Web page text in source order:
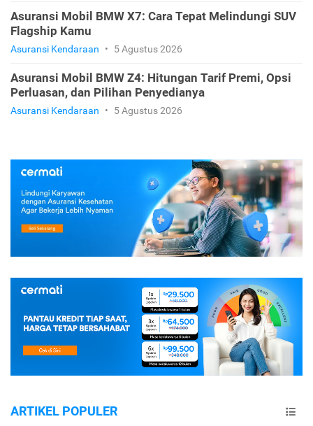
Asuransi Mobil BMW X7: Cara Tepat Melindungi SUV
Flagship Kamu
Asuransi Kendaraan • 5 Agustus 2026
Asuransi Mobil BMW Z4: Hitungan Tarif Premi, Opsi
Perluasan, dan Pilihan Penyedianya
Asuransi Kendaraan • 5 Agustus 2026
ARTIKEL POPULER